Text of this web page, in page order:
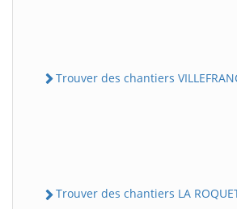
Trouver des chantiers
Trouver des chantiers LA